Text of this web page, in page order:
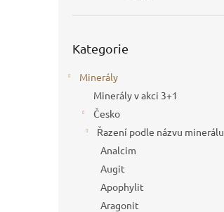
kategorie
Kategorie
Minerály
Minerály v akci 3+1
Česko
Řazení podle názvu minerálu
Analcim
Augit
Apophylit
Aragonit